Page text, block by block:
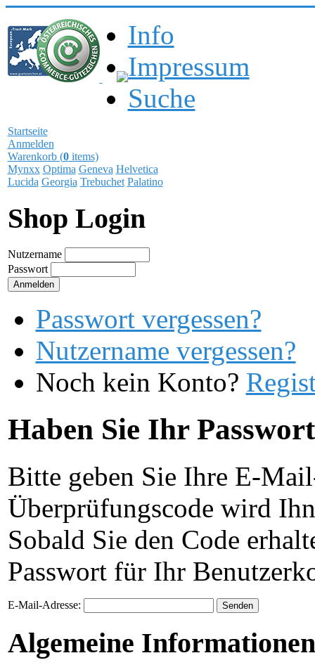
Info
Impressum
Suche
Startseite
Anmelden
Warenkorb (0items)
Mynxx Optima Geneva Helvetica
Lucida Georgia Trebuchet Palatino
Shop Login
Nutzername
Passwort
Passwort vergessen?
Nutzername vergessen?
Noch kein Konto?
Haben Sie Ihr
Bitte geben Sie Ihre E-
Überprüfungscode wird
Sobald Sie den Code
Passwort für Ihr
E-Mail-Adresse: Senden
Algemeine Informationen